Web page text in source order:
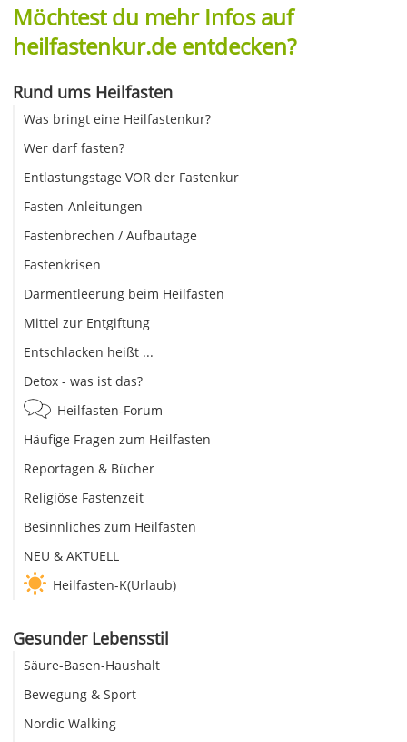
Möchtest du mehr Infos auf
heilfastenkur.de entdecken?
Rund ums Heilfasten
Was bringt eine Heilfastenkur?
Wer darf fasten?
Entlastungstage VOR der Fastenkur
Fasten-Anleitungen
Fastenbrechen / Aufbautage
Fastenkrisen
Darmentleerung beim Heilfasten
Mittel zur Entgiftung
Entschlacken heißt ...
Detox - was ist das?
Heilfasten-Forum
Häufige Fragen zum Heilfasten
Reportagen & Bücher
Religiöse Fastenzeit
Besinnliches zum Heilfasten
NEU & AKTUELL
Heilfasten-K(Urlaub)
Gesunder Lebensstil
Säure-Basen-Haushalt
Bewegung & Sport
Nordic Walking